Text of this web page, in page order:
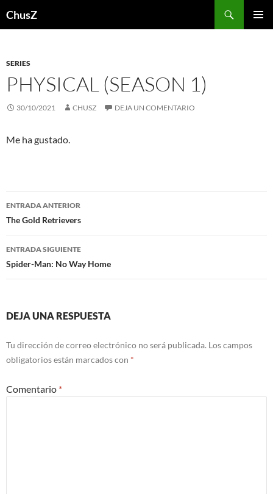
ChusZ
SERIES
PHYSICAL (SEASON 1)
30/10/2021 CHUSZ DEJA UN COMENTARIO
Me ha gustado.
Navegación
de
entradas
ENTRADA ANTERIOR
The Gold Retrievers
ENTRADA SIGUIENTE
Spider-Man: No Way Home
DEJA UNA RESPUESTA
Tu dirección de correo electrónico no será publicada. Los campos
obligatorios están marcados con *
Comentario *